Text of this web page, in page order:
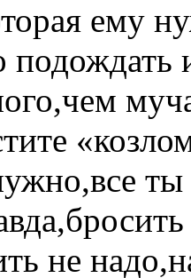
ему
не